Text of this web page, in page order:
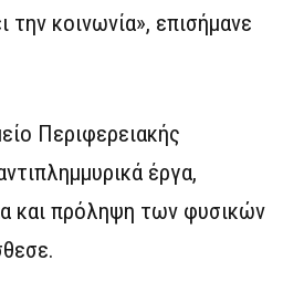
την κοινωνία», επισήμανε
Περιφερειακής
έργα,
και πρόληψη των φυσικών